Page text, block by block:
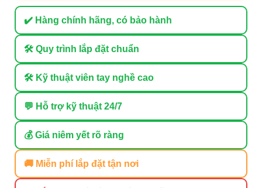
✔️ Hàng chính hãng, có bảo hành
🛠 Quy trình lắp đặt chuẩn
🛠 Kỹ thuật viên tay nghề cao
💬 Hỗ trợ kỹ thuật 24/7
💰 Giá niêm yết rõ ràng
🚚 Miễn phí lắp đặt tận nơi